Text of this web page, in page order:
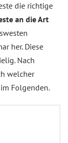
die richtige
an die Art
her. Diese
Nach
welcher
Folgenden.